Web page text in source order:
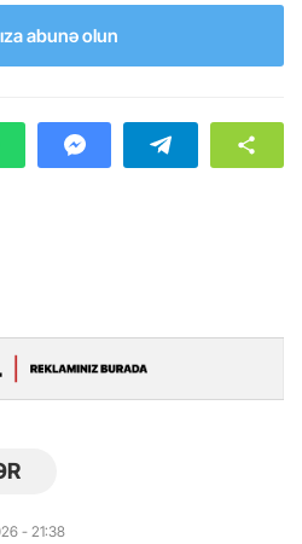
abunə olun
- 21:38